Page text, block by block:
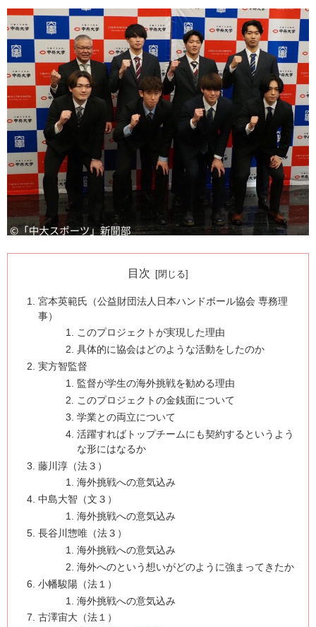
目次
宮本英範氏（公益財団法人日本ハンドボール協会 専務理
事）
このプロジェクトが実現した理由
具体的に協会はどのような活動をしたのか
実方智監督
監督が学生の海外挑戦を勧める理由
このプロジェクトの金銭面について
学業との両立について
活躍すればトップチームにも契約するというよう
な形にはなるか
藤川淳（法３）
海外挑戦への意気込み
中島大智（文３）
海外挑戦への意気込み
長谷川惣唯（法３）
海外挑戦への意気込み
海外へのという想いがどのように強まってきたか
小幡駿陽（法１）
海外挑戦への意気込み
古澤宙大（法１）